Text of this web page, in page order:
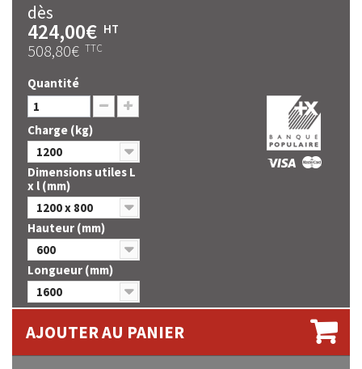
dès
424,00€ HT
508,80€ TTC
Quantité
Charge (kg)
1200
Dimensions utiles L
x l (mm)
1200 x 800
Hauteur (mm)
600
Longueur (mm)
1600
AJOUTER AU PANIER